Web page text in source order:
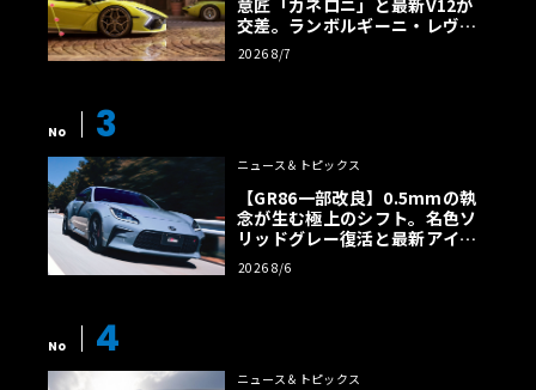
交差。ランボルギーニ・レヴエ
ルトに60周年記念車が登場
2026 8/7
No 3
ニュース＆トピックス
【GR86一部改良】0.5mmの執
念が生む極上のシフト。名色ソ
リッドグレー復活と最新アイサ
イトでFRの極みへ
2026 8/6
No 4
ニュース＆トピックス